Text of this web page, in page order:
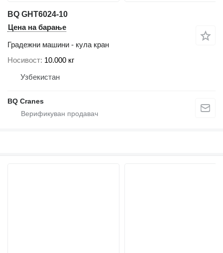
BQ GHT6024-10
Цена на барање
Градежни машини - кула кран
Носивост 10.000 кг
Узбекистан
BQ Cranes